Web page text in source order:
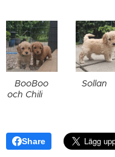
BooBoo
och Chili ❤️
Sollan ❤️
Share